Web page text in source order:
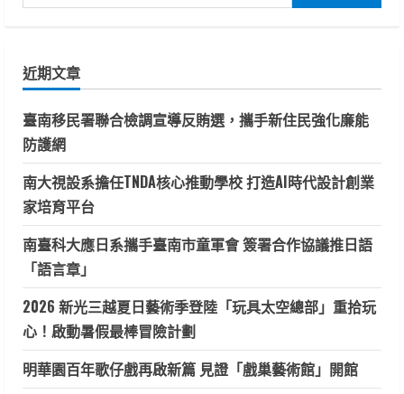
尋
字:
近期文章
臺南移民署聯合檢調宣導反賄選，攜手新住民強化廉能
防護網
南大視設系擔任TNDA核心推動學校 打造AI時代設計創業
家培育平台
南臺科大應日系攜手臺南市童軍會 簽署合作協議推日語
「語言章」
2026 新光三越夏日藝術季登陸「玩具太空總部」重拾玩
心！啟動暑假最棒冒險計劃
明華園百年歌仔戲再啟新篇 見證「戲巢藝術館」開館